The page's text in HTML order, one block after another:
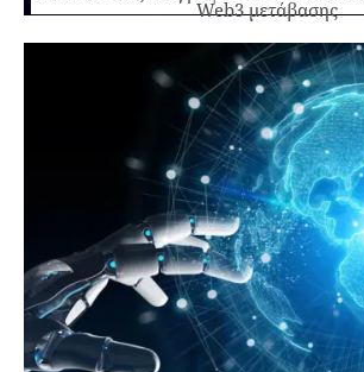
Web3 μετάβασης